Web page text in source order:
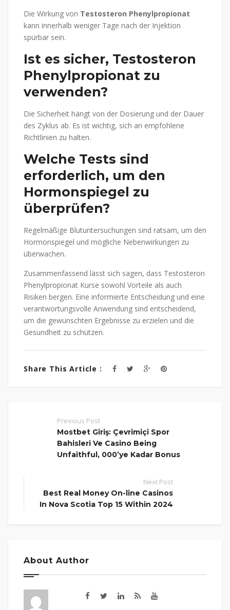
Die Wirkung von Testosteron Phenylpropionat
kann innerhalb weniger Tage nach der Injektion
spürbar sein.
Ist es sicher, Testosteron
Phenylpropionat zu
verwenden?
Die Sicherheit hängt von der Dosierung und der Dauer
des Zyklus ab. Es ist wichtig, sich an empfohlene
Richtlinien zu halten.
Welche Tests sind
erforderlich, um den
Hormonspiegel zu
überprüfen?
Regelmäßige Blutuntersuchungen sind ratsam, um den
Hormonspiegel und mögliche Nebenwirkungen zu
überwachen.
Zusammenfassend lässt sich sagen, dass Testosteron
Phenylpropionat Kurse sowohl Vorteile als auch
Risiken bergen. Eine informierte Entscheidung und eine
verantwortungsvolle Anwendung sind entscheidend,
um die gewünschten Ergebnisse zu erzielen und die
Gesundheit zu schützen.
Share This Article :
Previous Post
Mostbet Giriş: Çevrimiçi Spor
Bahisleri Ve Casino Being
Unfaithful, 000’ye Kadar Bonus
Next Post
Best Real Money On-line Casinos
In Nova Scotia Top 15 Within 2024
About Author